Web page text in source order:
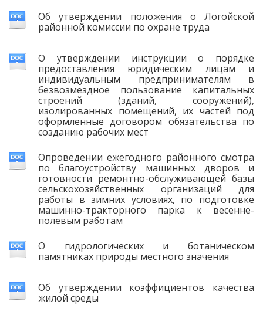
Об утверждении положения о Логойской
районной комиссии по охране труда
О утверждении инструкции о порядке
предоставления юридическим лицам и
индивидуальным предпринимателям в
безвозмездное пользование капитальных
строений (зданий, сооружений),
изолированных помещений, их частей под
оформленные договором обязательства по
созданию рабочих мест
Опроведении ежегодного районного смотра
по благоустройству машинных дворов и
готовности ремонтно-обслуживающей базы
сельскохозяйственных организаций для
работы в зимних условиях, по подготовке
машинно-тракторного парка к весенне-
полевым работам
О гидрологических и ботаническом
памятниках природы местного значения
Об утверждении коэффициентов качества
жилой среды